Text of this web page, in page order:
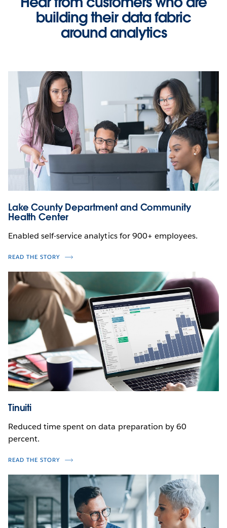
building their data fabric
around analytics
Lake County Department and Community
Health Center
Enabled self-service analytics for 900+ employees.
READ THE STORY
Tinuiti
Reduced time spent on data preparation by 60
percent.
READ THE STORY